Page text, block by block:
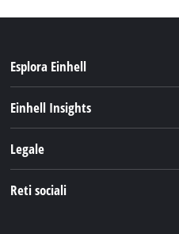
Esplora Einhell
Chi siamo
Einhell Insights
Einhell prodotti
Legale
Reti sociali